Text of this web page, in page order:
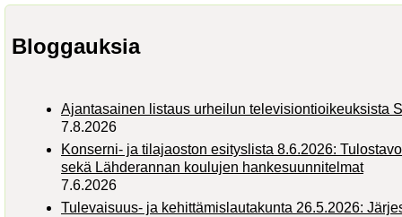
Bloggauksia
Ajantasainen listaus urheilun televisiontioikeuksista
7.8.2026
Konserni- ja tilajaoston esityslista 8.6.2026:
sekä Lähderannan koulujen hankesuunnitelmat
7.6.2026
Tulevaisuus- ja kehittämislautakunta 26.5.2026: